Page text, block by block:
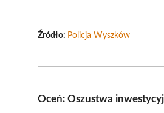
Źródło: Policja Wyszków
Oceń: Oszustwa